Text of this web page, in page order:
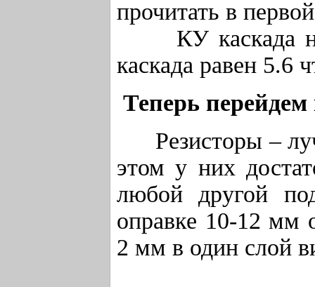
прочитать в
КУ каскада на
каскада равен 5.6
Теперь
Резисторы –
этом у них
любой другой
оправке 10-12 мм
2 мм в один слой